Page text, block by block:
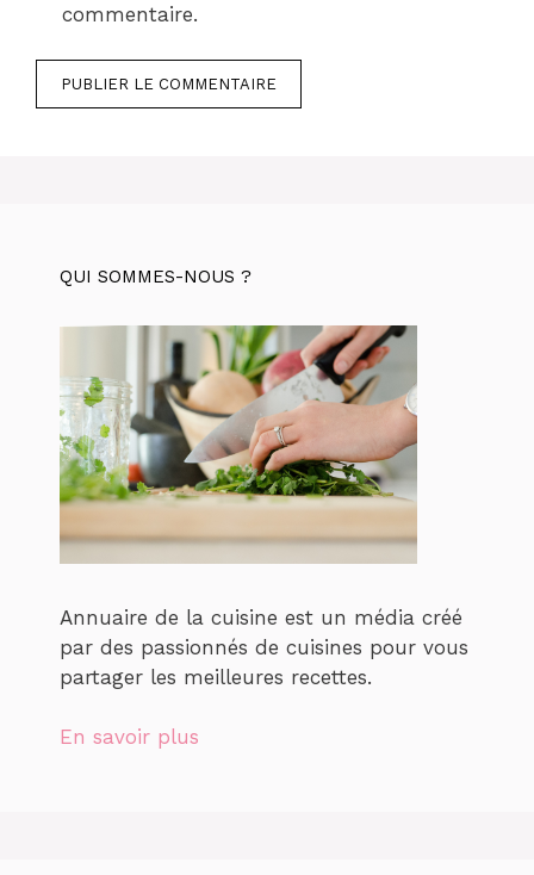
commentaire.
QUI SOMMES-NOUS ?
Annuaire de la cuisine est un média créé
par des passionnés de cuisines pour vous
partager les meilleures recettes.
En savoir plus